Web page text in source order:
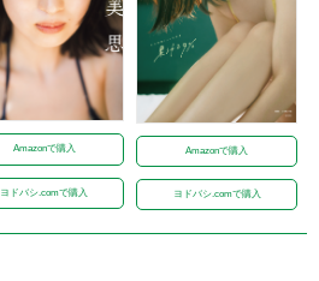
Amazonで購入
ヨドバシ.comで購入
Amazonで購入
ヨドバシ.comで購入